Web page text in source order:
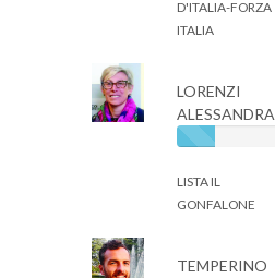
D'ITALIA-FORZA
ITALIA
LORENZI
ALESSANDRA
LISTA IL
GONFALONE
TEMPERINO